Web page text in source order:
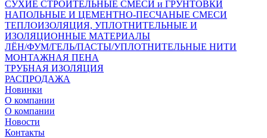
СУХИЕ СТРОИТЕЛЬНЫЕ СМЕСИ и ГРУНТОВКИ
НАПОЛЬНЫЕ И ЦЕМЕНТНО-ПЕСЧАНЫЕ СМЕСИ
ТЕПЛОИЗОЛЯЦИЯ, УПЛОТНИТЕЛЬНЫЕ И
ИЗОЛЯЦИОННЫЕ МАТЕРИАЛЫ
ЛЁН/ФУМ/ГЕЛЬ/ПАСТЫ/УПЛОТНИТЕЛЬНЫЕ НИТИ
МОНТАЖНАЯ ПЕНА
ТРУБНАЯ ИЗОЛЯЦИЯ
РАСПРОДАЖА
Новинки
О компании
О компании
Новости
Контакты